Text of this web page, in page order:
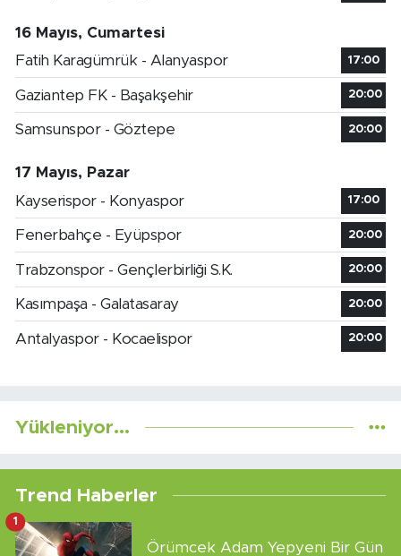
16 Mayıs, Cumartesi
Fatih Karagümrük - Alanyaspor
17:00
Gaziantep FK - Başakşehir 20:00
Samsunspor - Göztepe 20:00
17 Mayıs, Pazar
Kayserispor - Konyaspor
17:00
Fenerbahçe - Eyüpspor 20:00
Trabzonspor - Gençlerbirliği S.K. 20:00
Kasımpaşa - Galatasaray 20:00
Antalyaspor - Kocaelispor 20:00
Yükleniyor...
Trend Haberler
Örümcek Adam Yepyeni Bir Gün
1